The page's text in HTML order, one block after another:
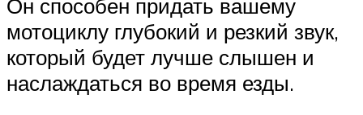
Он способен придать вашему
мотоциклу глубокий и резкий звук,
который будет лучше слышен и
наслаждаться во время езды.